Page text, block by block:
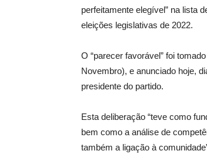
perfeitamente elegível” na lista
eleições legislativas de 2022.
O “parecer favorável” foi
Novembro), e anunciado hoje,
presidente do partido.
Esta deliberação “teve como
bem como a análise de
também a ligação à